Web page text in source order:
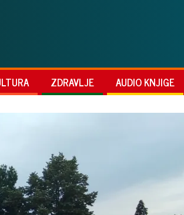
ZDRAVLJE AUDIO KNJIGE